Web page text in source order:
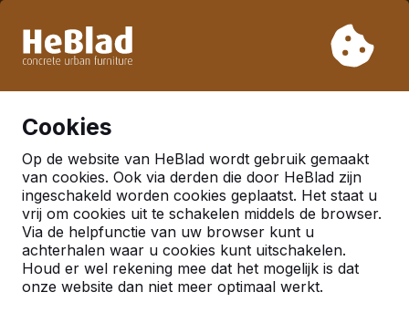
week 33. Houdt u daarom rekening met langere levertijden.
Cookies
Op de website van HeBlad wordt gebruik gemaakt
van cookies. Ook via derden die door HeBlad zijn
ingeschakeld worden cookies geplaatst. Het staat u
vrij om cookies uit te schakelen middels de browser.
Via de helpfunctie van uw browser kunt u
achterhalen waar u cookies kunt uitschakelen.
Houd er wel rekening mee dat het mogelijk is dat
onze website dan niet meer optimaal werkt.
Al meer dan 30.000 producten verkocht
Nederland
Referenties in:Rijen